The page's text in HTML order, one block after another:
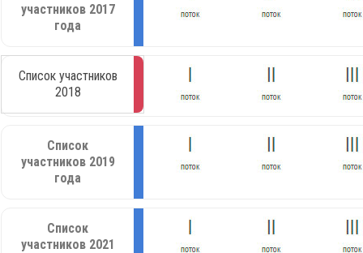
участников 2017
года
Список участников
2018
Список
участников 2019
года
Список
участников 2021